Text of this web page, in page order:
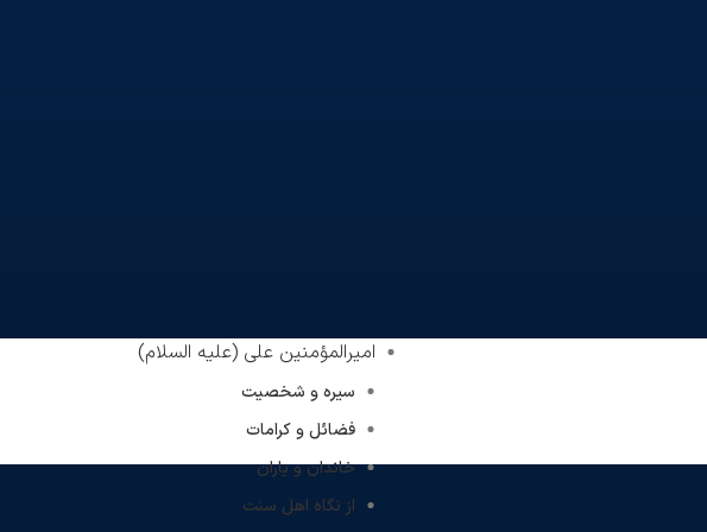
امیرالمؤمنین علی (علیه السلام)
سیره و شخصیت
فضائل و کرامات
خاندان و یاران
از نگاه اهل سنت